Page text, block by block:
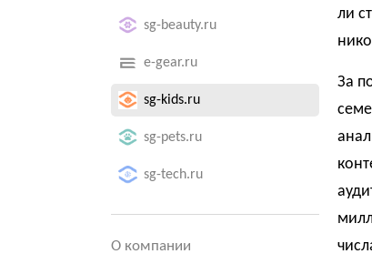
sg-beauty.ru
e-gear.ru
sg-kids.ru
sg-pets.ru
sg-tech.ru
О компании
ли
За